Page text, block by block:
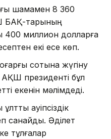
шамамен 8 360
БАҚ-тарының
400 миллион долларға
екі есе көп.
сотына жүгіну
АҚШ президенті бұл
екенін мәлімдеді.
қауіпсіздік
санайды. Әділет
тұлғалар